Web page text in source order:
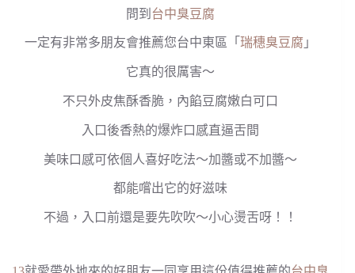
問到 台中臭豆腐
一定有非常多朋友會推薦您台中東區「瑞穗臭豆腐 」
它真的很厲害～
不只外皮焦酥香脆，內餡豆腐嫩白可口
入口後香熱的爆炸口感直逼舌間
美味口感可依個人喜好吃法～加醬或不加醬～
都能嚐出它的好滋味
不過，入口前還是要先吹吹～小心燙舌呀！！